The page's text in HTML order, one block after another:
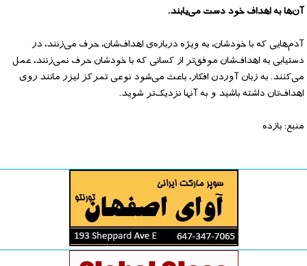
آن‌ها به اهداف خود دست می‌یابند.
آدم‌هایی که با خودشان، به ویژه درباره‌ی اهداف‌شان، حرف می‌زنند، در
دستیابی به اهداف‌شان موفق‌تر از کسانی که با خودشان حرف نمی‌زنند، عمل
می‌کنند. به زبان آوردن افکار، باعث می‌شود نوعی تمرکز لیزر مانند روی
اهداف‌تان داشته باشید و به آنها نزدیک‌تر شوید.
منبع: بازده